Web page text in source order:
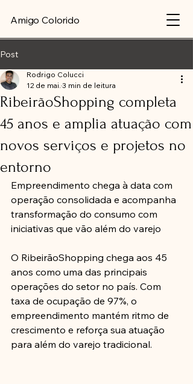
Amigo Colorido
Post
RibeirãoShopping completa
45 anos e amplia atuação com
novos serviços e projetos no
entorno
Rodrigo Colucci
12 de mai. 3 min de leitura
Empreendimento chega à data com
operação consolidada e acompanha
transformação do consumo com
iniciativas que vão além do varejo
O RibeirãoShopping chega aos 45
anos como uma das principais
operações do setor no país. Com
taxa de ocupação de 97%, o
empreendimento mantém ritmo de
crescimento e reforça sua atuação
para além do varejo tradicional.